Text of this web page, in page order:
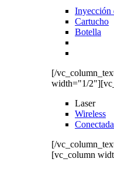
Inyección
Cartucho
Botella
[/
width="1/
Laser
Wireless
[/
[vc_column